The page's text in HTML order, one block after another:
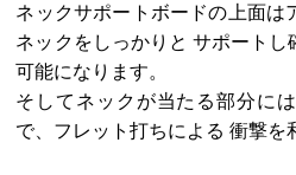
ネックサポートボードの上面は
ネックをしっかりと サポート
可能になります。
そしてネックが当たる部分に
で、フレット打ちによる 衝撃を